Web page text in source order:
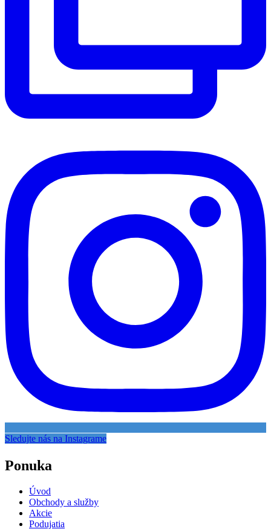
Sledujte nás na Instagrame
Ponuka
Úvod
Obchody a služby
Akcie
Podujatia